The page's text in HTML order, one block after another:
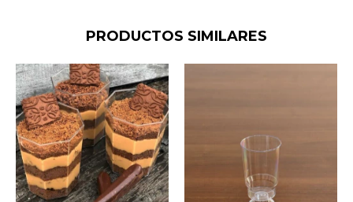
PRODUCTOS SIMILARES